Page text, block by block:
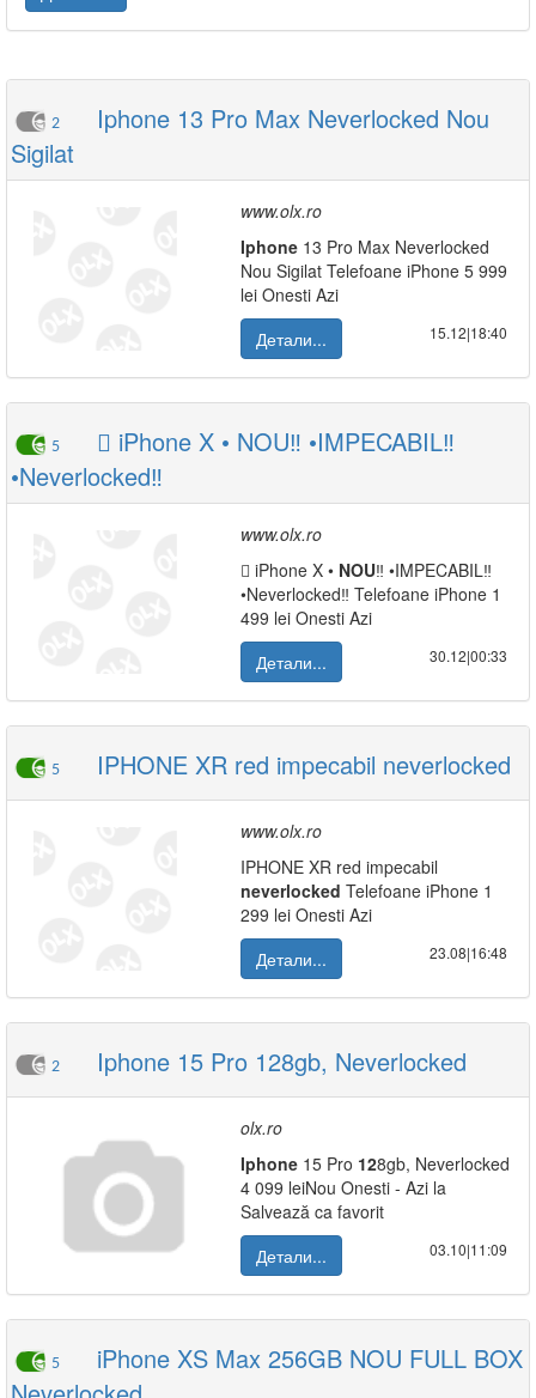
2
Iphone 13 Pro Max Neverlocked Nou
Sigilat
www.olx.ro
Iphone 13 Pro Max Neverlocked
Nou Sigilat Telefoane iPhone 5 999
lei Onesti Azi
Детали...
15.12|18:40
5
 iPhone X • NOU‼️ •IMPECABIL‼️
•Neverlocked‼️
www.olx.ro
 iPhone X • NOU‼️ •IMPECABIL‼️
•Neverlocked‼️ Telefoane iPhone 1
499 lei Onesti Azi
Детали...
30.12|00:33
5 IPHONE XR red impecabil neverlocked
www.olx.ro
IPHONE XR red impecabil
neverlocked Telefoane iPhone 1
299 lei Onesti Azi
Детали...
23.08|16:48
2 Iphone 15 Pro 128gb, Neverlocked
olx.ro
Iphone 15 Pro 128gb, Neverlocked
4 099 leiNou Onesti - Azi la
Salvează ca favorit
Детали...
03.10|11:09
5
iPhone XS Max 256GB NOU FULL BOX